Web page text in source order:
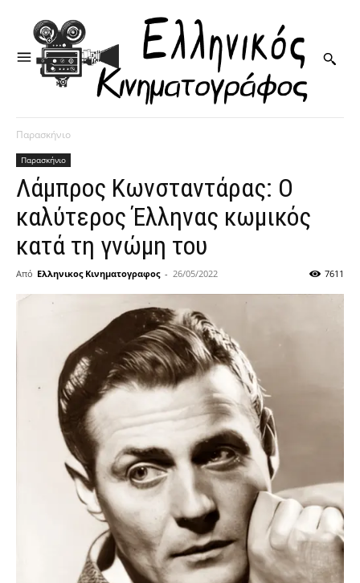
Παρασκήνιο
Παρασκήνιο
Λάμπρος Κωνσταντάρας: Ο
καλύτερος Έλληνας κωμικός
κατά τη γνώμη του
Από Ελληνικος Κινηματογραφος - 26/05/2022 7611